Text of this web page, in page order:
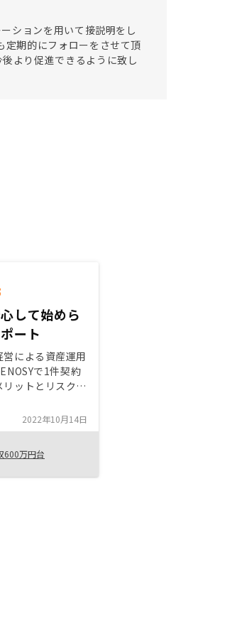
ションを用いて接説明をし
定期的にフォローをさせて頂
より促進できるように致し
して始めら
ート
による資産運用
で1件契約
ットとリスクの
かりやすくスピー
て好感が持てる
。賃貸管理プラ
賃貸管理の委託
しな点があった
2022年10月14日
600万円台